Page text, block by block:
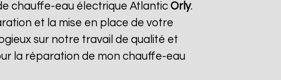
chauffe-eau électrique Atlantic Orly.
et la mise en place de votre
sur notre travail de qualité et
la réparation de mon chauffe-eau